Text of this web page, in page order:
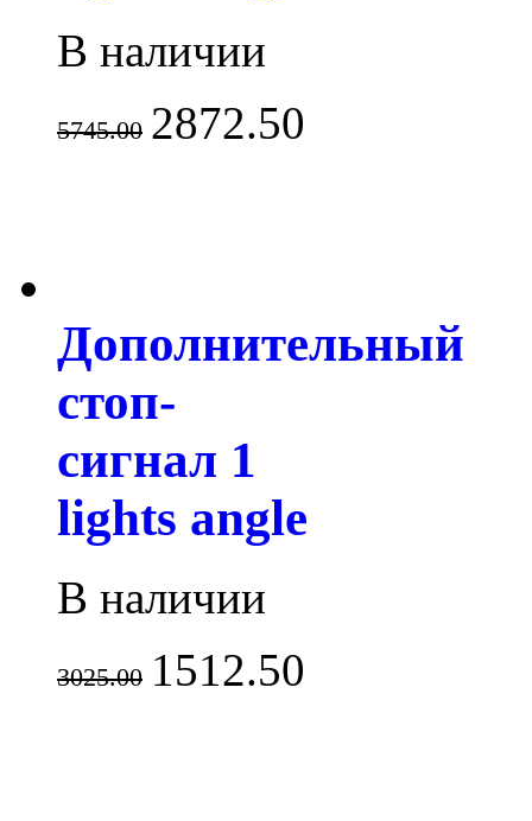
В наличии
5745.00 2872.50
Дополнительный
стоп-
сигнал 1
lights angle
В наличии
3025.00 1512.50